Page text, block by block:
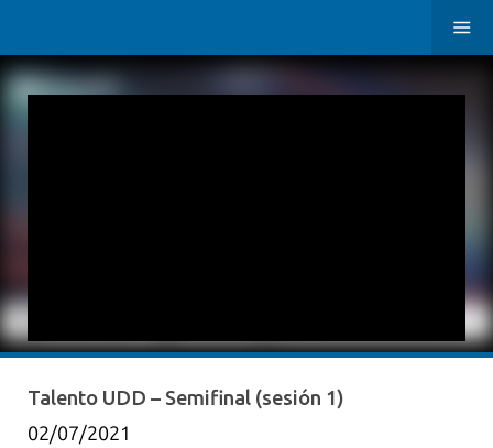
Talento UDD – Semifinal (sesión 1)
02/07/2021